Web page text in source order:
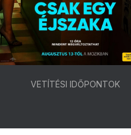
VETÍTÉSI IDŐPONTOK